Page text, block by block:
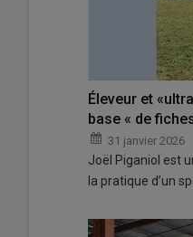
Éleveur et
base « de
31 janvier 2026
Joël Piganiol est
la pratique d’un